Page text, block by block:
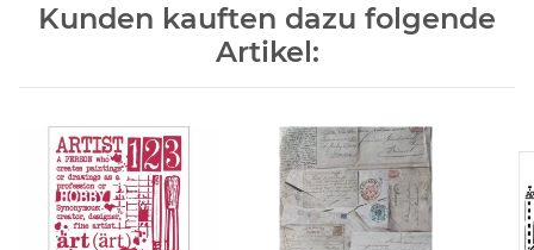
Kunden kauften dazu folgende
Artikel: